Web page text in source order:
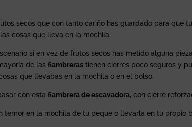
secos que con tanto cariño has guardado para que
cosas que lleva en la mochila.
si en vez de frutos secos has metido alguna
de las fiambrerastienen cierres poco seguros y
que llevabas en la mochila o en el bolso.
con esta fiambrera de escavadora, con cierre
temor en la mochila de tu peque o llevarla en tu propio